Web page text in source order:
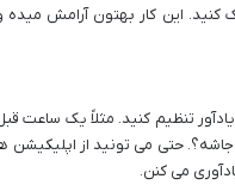
این کار بهتون آرامش میده
تنظیم کنید. مثلاً یک ساعت
جاشه؟. حتی می تونید از اپلیکیشن
می کنن.